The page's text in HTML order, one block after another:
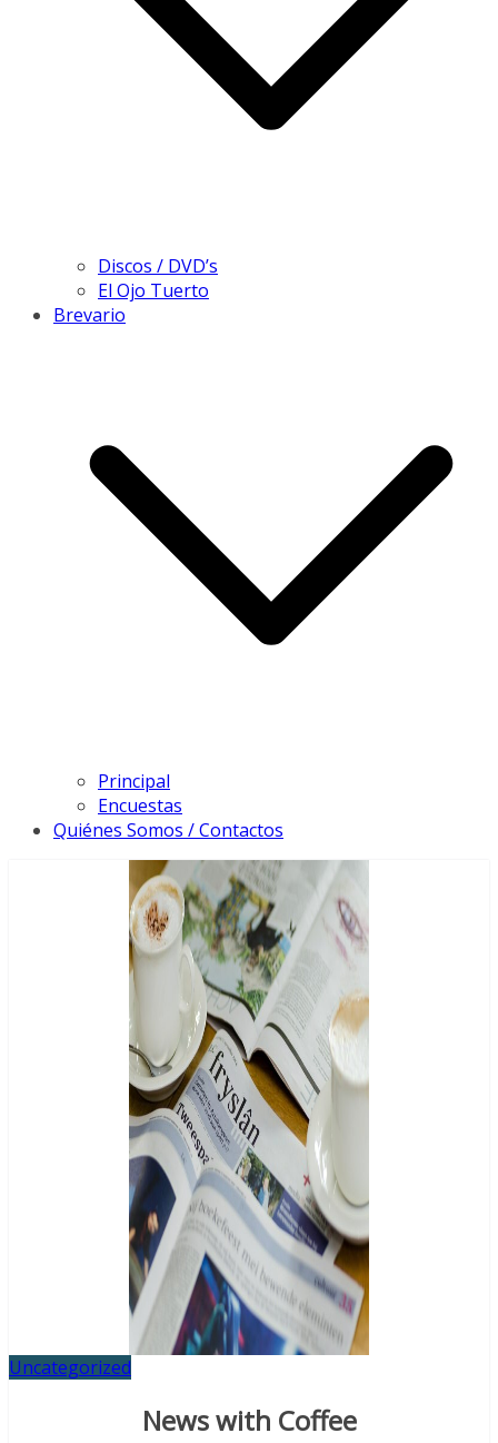
Discos / DVD’s
El Ojo Tuerto
Brevario
Principal
Encuestas
Quiénes Somos / Contactos
Uncategorized
News with Coffee